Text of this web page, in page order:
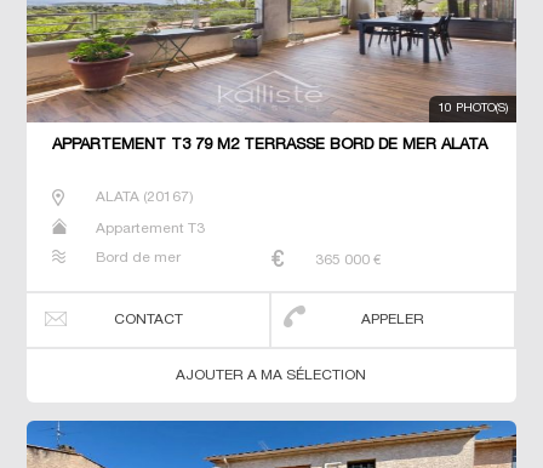
10 PHOTO(S)
APPARTEMENT T3 79 M2 TERRASSE BORD DE MER ALATA
ALATA(20167)
Appartement T3
Bord de mer 365 000 €
CONTACT APPELER
AJOUTER A MA SÉLECTION